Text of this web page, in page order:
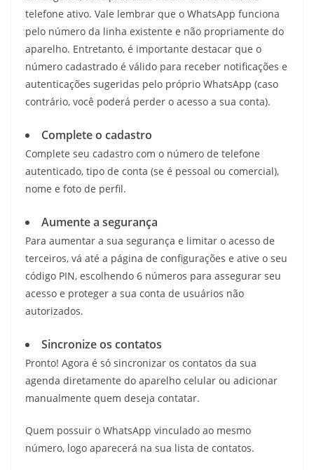
telefone ativo. Vale lembrar que o WhatsApp funciona
pelo número da linha existente e não propriamente do
aparelho. Entretanto, é importante destacar que o
número cadastrado é válido para receber notificações e
autenticações sugeridas pelo próprio WhatsApp (caso
contrário, você poderá perder o acesso a sua conta).
Complete o cadastro
Complete seu cadastro com o número de telefone
autenticado, tipo de conta (se é pessoal ou comercial),
nome e foto de perfil.
Aumente a segurança
Para aumentar a sua segurança e limitar o acesso de
terceiros, vá até a página de configurações e ative o seu
código PIN, escolhendo 6 números para assegurar seu
acesso e proteger a sua conta de usuários não
autorizados.
Sincronize os contatos
Pronto! Agora é só sincronizar os contatos da sua
agenda diretamente do aparelho celular ou adicionar
manualmente quem deseja contatar.
Quem possuir o WhatsApp vinculado ao mesmo
número, logo aparecerá na sua lista de contatos.